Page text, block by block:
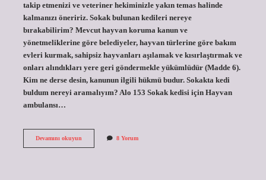
takip etmenizi ve veteriner hekiminizle yakın temas halinde
kalmanızı öneririz. Sokak bulunan kedileri nereye
bırakabilirim? Mevcut hayvan koruma kanun ve
yönetmeliklerine göre belediyeler, hayvan türlerine göre bakım
evleri kurmak, sahipsiz hayvanları aşılamak ve kısırlaştırmak ve
onları alındıkları yere geri göndermekle yükümlüdür (Madde 6).
Kim ne derse desin, kanunun ilgili hükmü budur. Sokakta kedi
buldum nereyi aramalıyım? Alo 153 Sokak kedisi için Hayvan
ambulansı…
Devamını okuyunSokakta
8 Yorum